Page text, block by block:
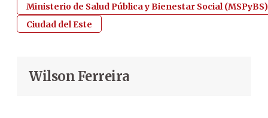
Ministerio de Salud Pública y Bienestar Social (MSPyBS)
Ciudad del Este
Wilson Ferreira